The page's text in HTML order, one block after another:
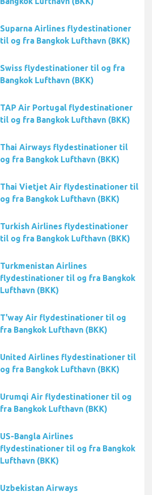
Suparna Airlines flydestinationer
til og fra Bangkok Lufthavn (BKK)
Swiss flydestinationer til og fra
Bangkok Lufthavn (BKK)
TAP Air Portugal flydestinationer
til og fra Bangkok Lufthavn (BKK)
Thai Airways flydestinationer til
og fra Bangkok Lufthavn (BKK)
Thai Vietjet Air flydestinationer til
og fra Bangkok Lufthavn (BKK)
Turkish Airlines flydestinationer
til og fra Bangkok Lufthavn (BKK)
Turkmenistan Airlines
flydestinationer til og fra Bangkok
Lufthavn (BKK)
T'way Air flydestinationer til og
fra Bangkok Lufthavn (BKK)
United Airlines flydestinationer til
og fra Bangkok Lufthavn (BKK)
Urumqi Air flydestinationer til og
fra Bangkok Lufthavn (BKK)
US-Bangla Airlines
flydestinationer til og fra Bangkok
Lufthavn (BKK)
Uzbekistan Airways